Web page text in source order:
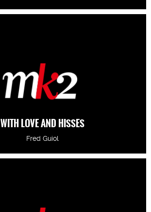
WITH LOVE AND HISSES
Fred Guiol